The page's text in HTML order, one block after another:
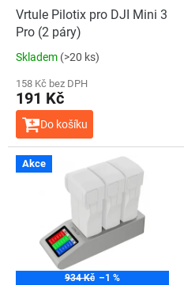
Vrtule Pilotix pro DJI Mini 3
Pro (2 páry)
Skladem (>20 ks)
158 Kč bez DPH
191 Kč
Do košíku
Akce
934 Kč –1 %